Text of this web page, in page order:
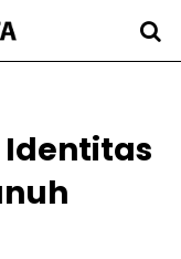
Identitas